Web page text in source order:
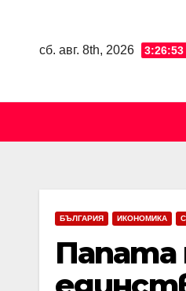
сб. авг. 8th, 2026 3:26:53
БЪЛГАРИЯ ИКОНОМИКА
Папата